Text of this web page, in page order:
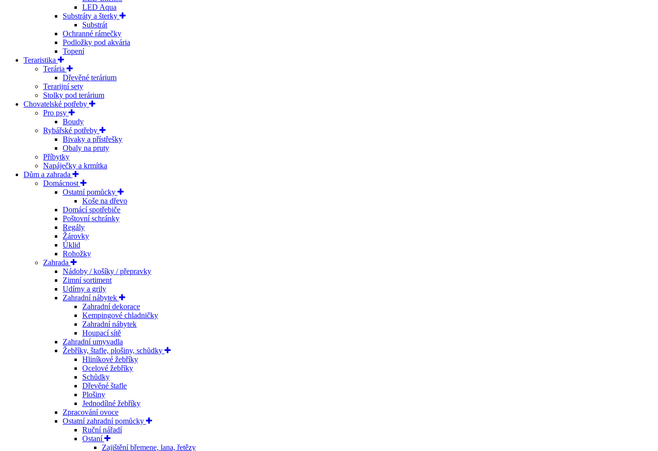
LED Aqua
Substráty a šterky
Substrát
Ochranné rámečky
Podložky pod akvária
Topení
Teraristika
Terária
Dřevěné terárium
Terarijní sety
Stolky pod terárium
Chovatelské potřeby
Pro psy
Boudy
Rybářské potřeby
Bivaky a přístřešky
Obaly na pruty
Příbytky
Napáječky a krmítka
Dům a zahrada
Domácnost
Ostatní pomůcky
Koše na dřevo
Domácí spotřebiče
Poštovní schránky
Regály
Žárovky
Úklid
Rohožky
Zahrada
Nádoby / košíky / přepravky
Zimní sortiment
Udírny a grily
Zahradní nábytek
Zahradní dekorace
Kempingové chladničky
Zahradní nábytek
Houpací sítě
Zahradní umyvadla
Žebříky, štafle, plošiny, schůdky
Hliníkové žebříky
Ocelové žebříky
Schůdky
Dřevěné štafle
Plošiny
Jednodílné žebříky
Zpracování ovoce
Ostatní zahradní pomůcky
Ruční nářadí
Ostaní
Zajištění břemene, lana, řetězy